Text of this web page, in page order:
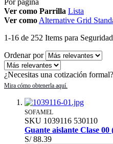
Ver como Parrilla Lista
Ver como Alternative Grid
1-16 de 252 Items para
Ordenar por
¿Necesitas una cotización formal?
SOFAMEL
SKU 1039116 530110
Guante aislante Clase
S/ 88.39